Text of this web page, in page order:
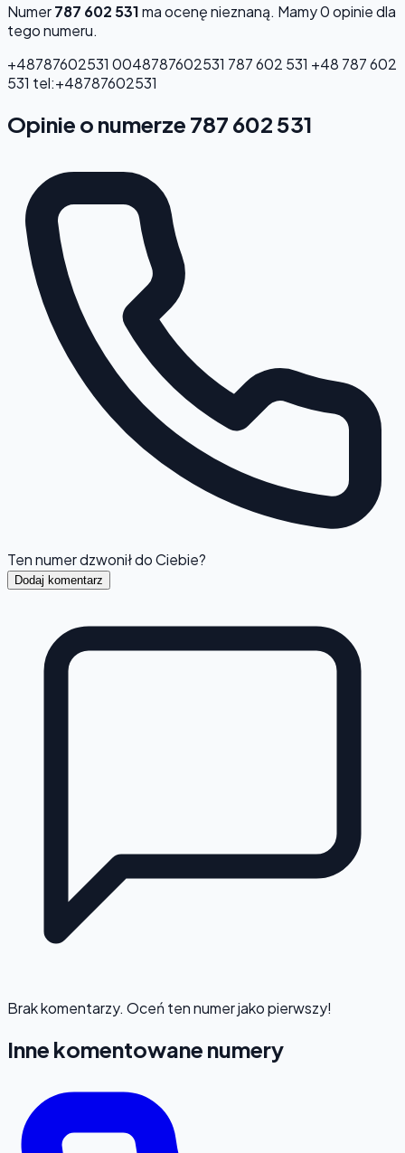
Numer787 602 531ma ocenęnieznaną. Mamy 0 opinie dla
tego numeru.
+48787602531 0048787602531 787 602 531 +48 787 602
531 tel:+48787602531
Opinie o numerze 787 602 531
Ten numer dzwonił do Ciebie?
Dodaj komentarz
Brak komentarzy. Oceń ten numer jako pierwszy!
Inne komentowane numery